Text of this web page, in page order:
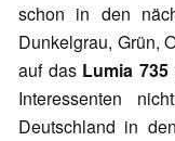
schon in den
Dunkelgrau, Grün,
auf das Lumia 735
Interessenten
Deutschland in